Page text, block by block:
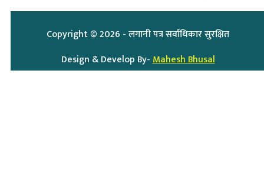
Copyright ©2026 - लगानी पत्र सर्वाधिकार सुरक्षित
Design & Develop By-Mahesh Bhusal